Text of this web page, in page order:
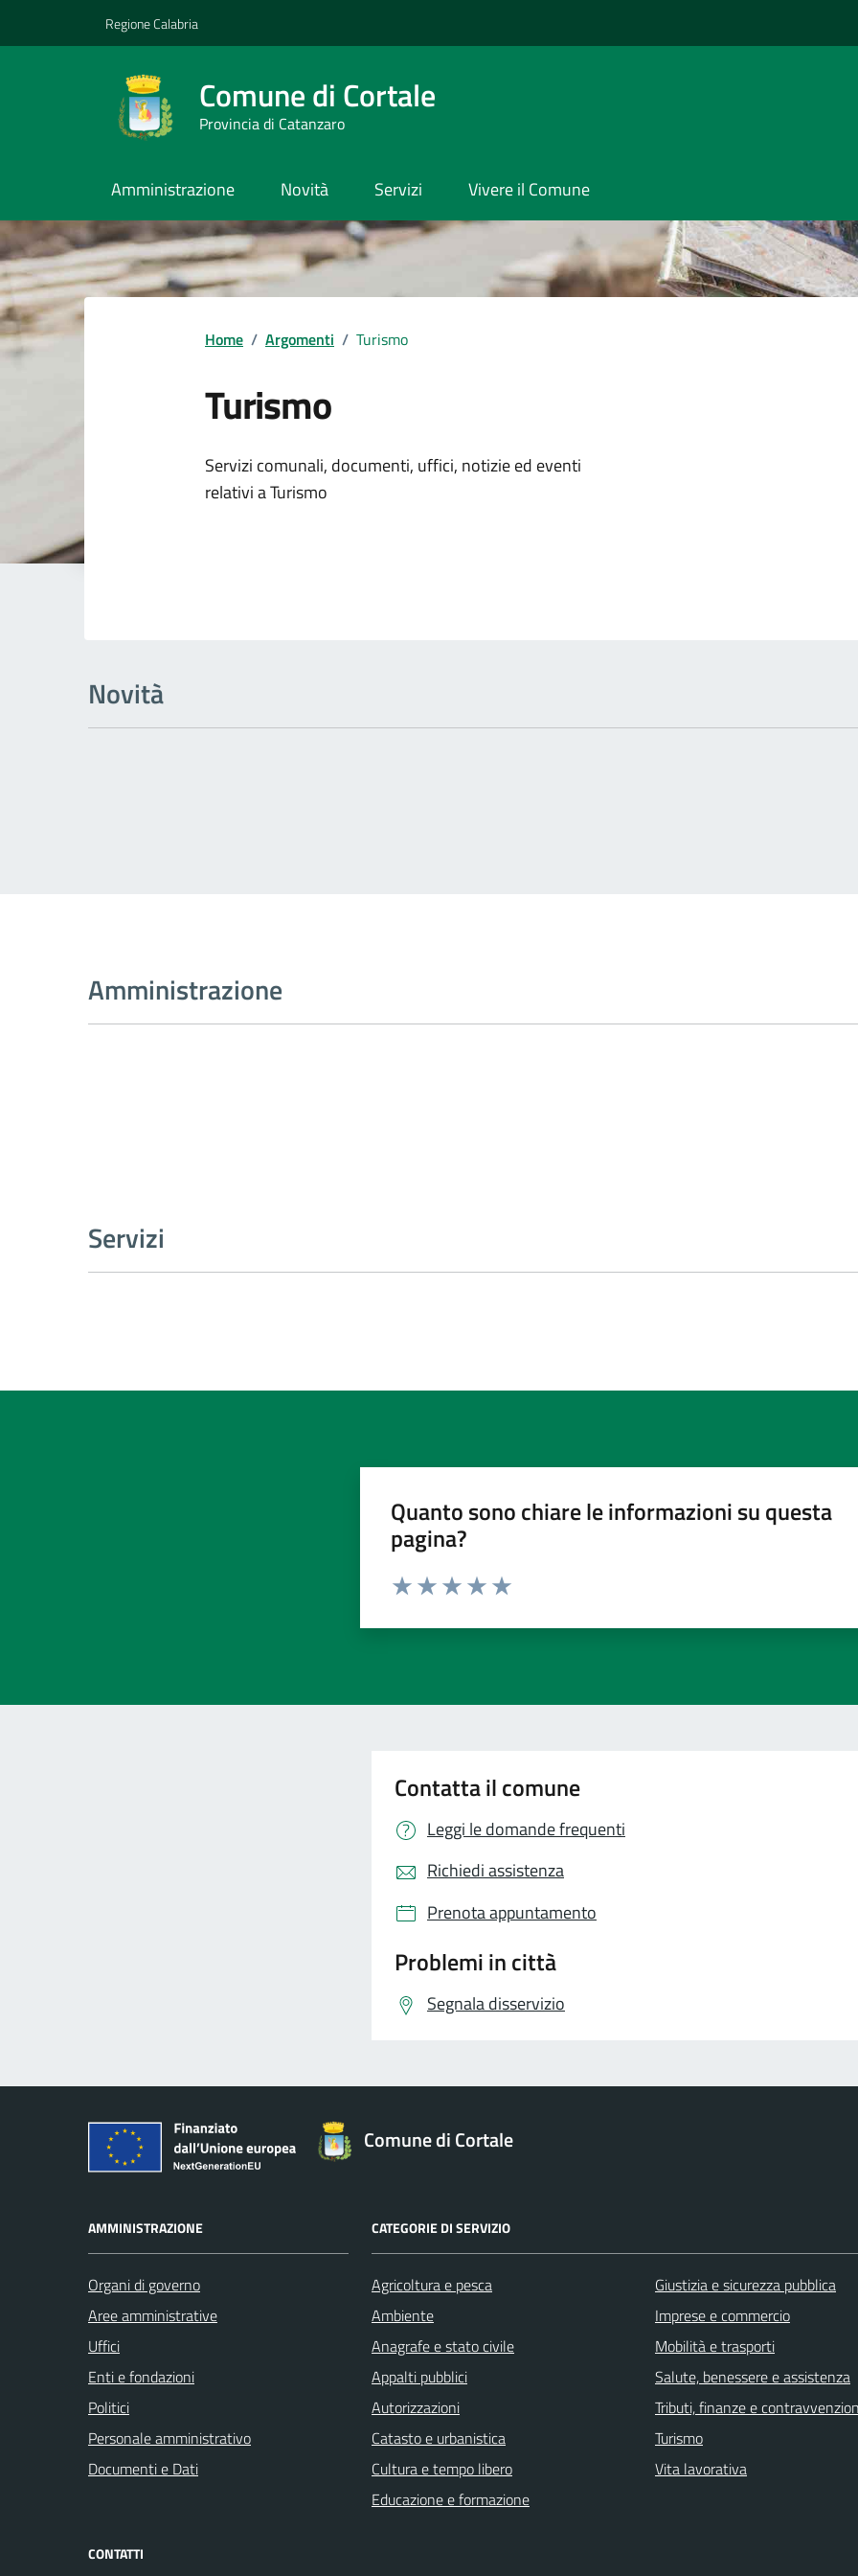
Regione Calabria
Comune di Cortale
Provincia di Catanzaro
Amministrazione Novità Servizi Vivere il Comune
Home / Argomenti / Turismo
Turismo
Dettagli dell'argomento
Servizi comunali, documenti, uffici, notizie ed eventi
relativi a Turismo
Novità
Amministrazione
Servizi
Quanto sono chiare le informazioni su questa
pagina?
Contatta il comune
Leggi le domande frequenti
Richiedi assistenza
Prenota appuntamento
Problemi in città
Segnala disservizio
Comune di Cortale
AMMINISTRAZIONE
Organi di governo
Aree amministrative
Uffici
Enti e fondazioni
Politici
Personale amministrativo
Documenti e Dati
CATEGORIE DI SERVIZIO
Agricoltura e pesca
Ambiente
Anagrafe e stato civile
Appalti pubblici
Autorizzazioni
Catasto e urbanistica
Cultura e tempo libero
Educazione e formazione
Giustizia e sicurezza pubblica
Imprese e commercio
Mobilità e trasporti
Salute, benessere e assistenza
Tributi, finanze e
Turismo
Vita lavorativa
CONTATTI